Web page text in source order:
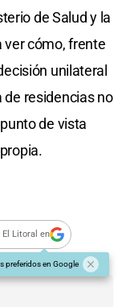
de Salud y la
ver cómo, frente
unilateral
de residencias no
de vista
El Litoral en
preferidos en Google